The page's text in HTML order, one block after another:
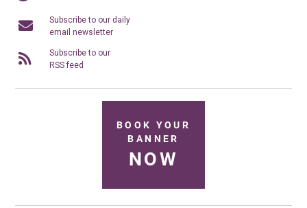
Subscribe to our daily
email newsletter
Subscribe to our
RSS feed
BOOK YOUR
BANNER
NOW